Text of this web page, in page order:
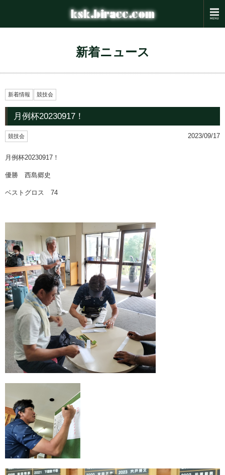
新着ニュース
新着情報 競技会
月例杯20230917！
競技会 2023/09/17
月例杯20230917！
優勝 西島郷史
ベストグロス 74